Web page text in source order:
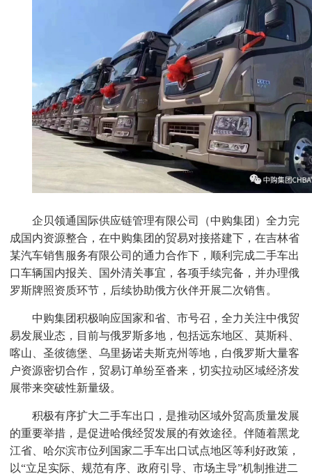
企贝领通国际供应链管理有限公司（中购集团）全力完
成国内资源整合，在中购集团的贸易对接搭建下，在吉林省
某汽车销售服务有限公司的通力合作下，顺利完成二手车出
口车辆国内报关、国外清关事宜，各项手续完备，并办理俄
罗斯牌照资质环节，后续协助俄方伙伴开展二次销售。
中购集团积极响应国家和省、市号召，全力关注中俄贸
易发展业态，目前与俄罗斯多地，包括远东地区、莫斯科、
喀山、圣彼德堡、乌里扬诺夫斯克州等地，白俄罗斯大量客
户资源密切合作，贸易订单纷至沓来，切实拉动区域经济发
展带来突破性新量级。
积极有序扩大二手车出口，是推动区域外贸高质量发展
的重要举措，是促进哈俄经贸发展的有效途径。伴随着黑龙
江省、哈尔滨市位列国家二手车出口试点地区等利好政策，
以“立足实际、规范有序、政府引导、市场主导”机制推进二